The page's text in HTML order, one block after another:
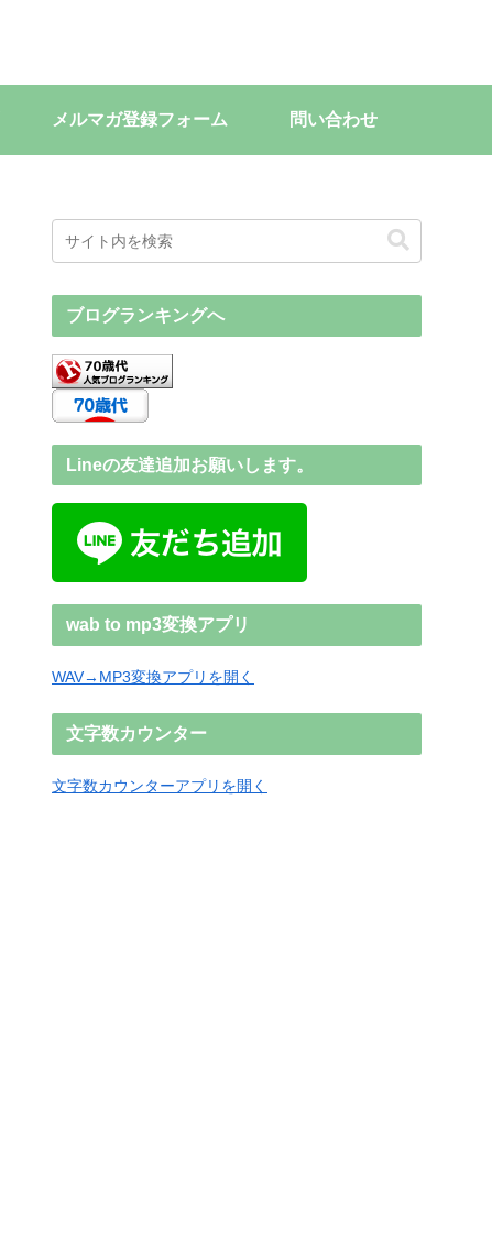
メルマガ登録フォーム 問い合わせ
ブログランキングへ
Lineの友達追加お願いします。
wab to mp3変換アプリ
WAV→MP3変換アプリを開く
文字数カウンター
文字数カウンターアプリを開く